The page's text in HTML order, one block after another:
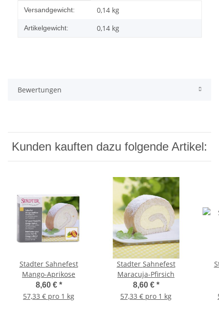
Produkteigenschaft
Wert
Versandgewicht: 0,14 kg
Artikelgewicht: 0,14 kg
Bewertungen
Kunden kauften dazu folgende Artikel:
Stadter Sahnefest
Mango-Aprikose
8,60 € *
57,33 € pro 1 kg
Stadter Sahnefest
Maracuja-Pfirsich
8,60 € *
57,33 € pro 1 kg